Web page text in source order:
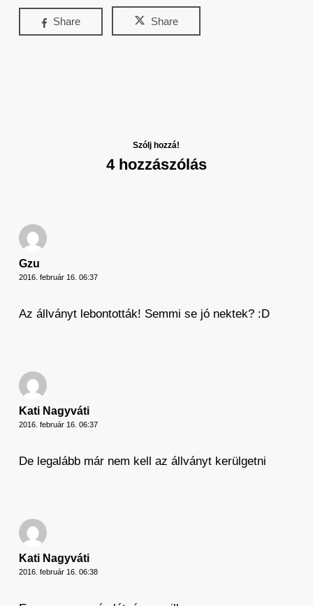
Share Share
Szólj hozzá!
4 hozzászólás
Gzu
2016. február 16. 06:37
Az állványt lebontották! Semmi se jó nektek? :D
Kati Nagyváti
2016. február 16. 06:37
De legalább már nem kell az állványt kerülgetni
Kati Nagyváti
2016. február 16. 06:38